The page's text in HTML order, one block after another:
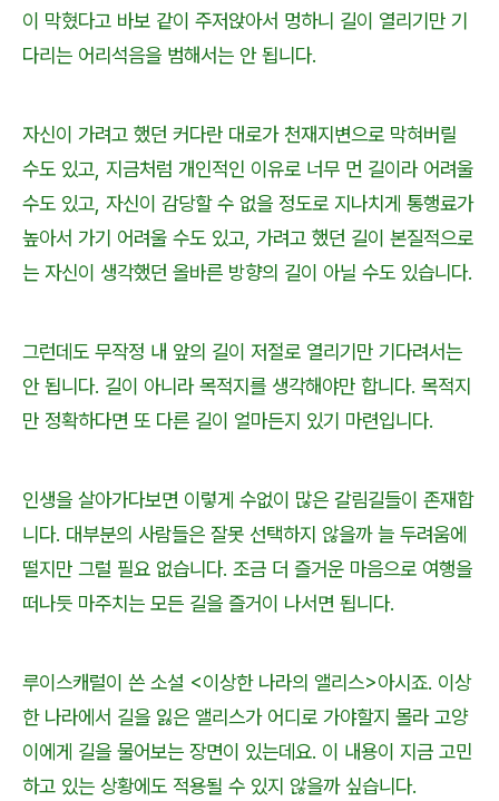
이 막혔다고 바보 같이 주저앉아서 멍하니 길이 열리기만 기
다리는 어리석음을 범해서는 안 됩니다.
자신이 가려고 했던 커다란 대로가 천재지변으로 막혀버릴
수도 있고, 지금처럼 개인적인 이유로 너무 먼 길이라 어려울
수도 있고, 자신이 감당할 수 없을 정도로 지나치게 통행료가
높아서 가기 어려울 수도 있고, 가려고 했던 길이 본질적으로
는 자신이 생각했던 올바른 방향의 길이 아닐 수도 있습니다.
그런데도 무작정 내 앞의 길이 저절로 열리기만 기다려서는
안 됩니다. 길이 아니라 목적지를 생각해야만 합니다. 목적지
만 정확하다면 또 다른 길이 얼마든지 있기 마련입니다.
인생을 살아가다보면 이렇게 수없이 많은 갈림길들이 존재합
니다. 대부분의 사람들은 잘못 선택하지 않을까 늘 두려움에
떨지만 그럴 필요 없습니다. 조금 더 즐거운 마음으로 여행을
떠나듯 마주치는 모든 길을 즐거이 나서면 됩니다.
루이스캐럴이 쓴 소설 <이상한 나라의 앨리스>아시죠. 이상
한 나라에서 길을 잃은 앨리스가 어디로 가야할지 몰라 고양
이에게 길을 물어보는 장면이 있는데요. 이 내용이 지금 고민
하고 있는 상황에도 적용될 수 있지 않을까 싶습니다.